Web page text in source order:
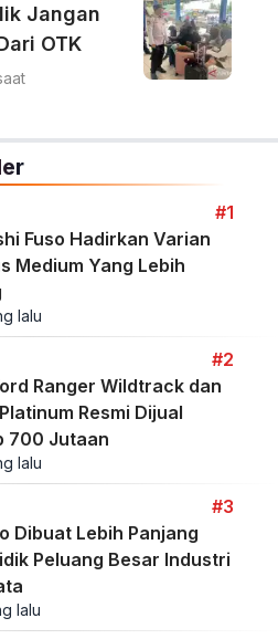
Jangan
OTK
#1
Fuso Hadirkan Varian
Medium Yang Lebih
lalu
#2
Ranger Wildtrack dan
Resmi Dijual
700 Jutaan
lalu
#3
Dibuat Lebih Panjang
Peluang Besar Industri
lalu